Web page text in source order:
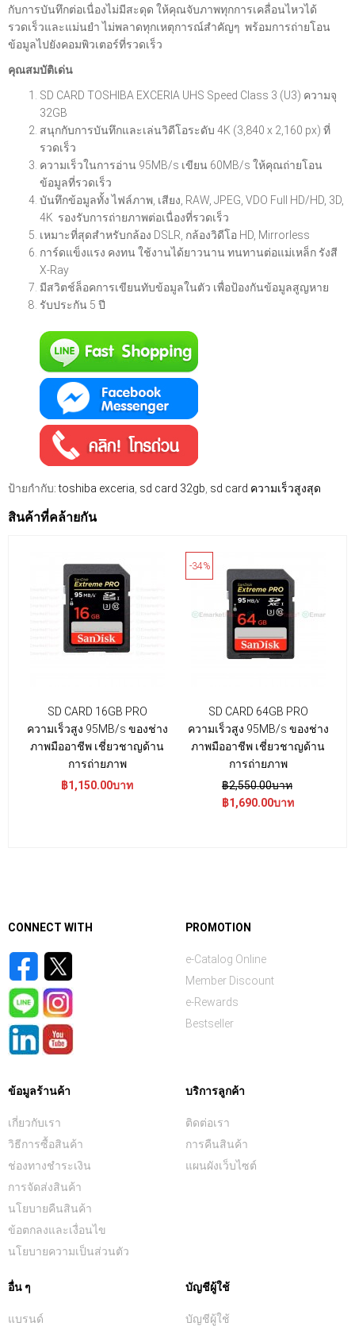
กับการบันทึกต่อเนื่องไม่มีสะดุด ให้คุณจับภาพทุกการเคลื่อนไหวได้
รวดเร็วและแม่นยำ ไม่พลาดทุกเหตุการณ์สำคัญๆ พร้อมการถ่ายโอน
ข้อมูลไปยังคอมพิวเตอร์ที่รวดเร็ว
คุณสมบัติเด่น
SD CARD TOSHIBA EXCERIA UHS Speed Class 3 (U3) ความจุ
32GB
สนุกกับการบันทึกและเล่นวิดีโอระดับ 4K (3,840 x 2,160 px) ที่
รวดเร็ว
ความเร็วในการอ่าน 95MB/s เขียน 60MB/s ให้คุณถ่ายโอน
ข้อมูลที่รวดเร็ว
บันทึกข้อมูลทั้ง ไฟล์ภาพ, เสียง, RAW, JPEG, VDO Full HD/HD, 3D,
4K รองรับการถ่ายภาพต่อเนื่องที่รวดเร็ว
เหมาะที่สุดสำหรับกล้อง DSLR, กล้องวิดีโอ HD, Mirrorless
การ์ดแข็งแรง คงทน ใช้งานได้ยาวนาน ทนทานต่อแม่เหล็ก รังสี
X-Ray
มีสวิตช์ล็อคการเขียนทับข้อมูลในตัว เพื่อป้องกันข้อมูลสูญหาย
รับประกัน 5 ปี
ป้ายกำกับ: toshiba exceria sd card 32gb sd card ความเร็วสูงสุด
สินค้าที่คล้ายกัน
SD CARD 16GB PRO
ความเร็วสูง 95MB/s ของช่าง
ภาพมืออาชีพ เชี่ยวชาญด้าน
การถ่ายภาพ
฿1,150.00บาท
-34%
SD CARD 64GB PRO
ความเร็วสูง 95MB/s ของช่าง
ภาพมืออาชีพ เชี่ยวชาญด้าน
การถ่ายภาพ
฿2,550.00บาท
฿1,690.00บาท
CONNECT WITH PROMOTION
e-Catalog Online
Member Discount
e-Rewards
Bestseller
ข้อมูลร้านค้า
เกี่ยวกับเรา
วิธีการซื้อสินค้า
ช่องทางชำระเงิน
การจัดส่งสินค้า
นโยบายคืนสินค้า
ข้อตกลงและเงื่อนไข
นโยบายความเป็นส่วนตัว
บริการลูกค้า
ติดต่อเรา
การคืนสินค้า
แผนผังเว็บไซต์
อื่น ๆ
แบรนด์
บัญชีผู้ใช้
บัญชีผู้ใช้